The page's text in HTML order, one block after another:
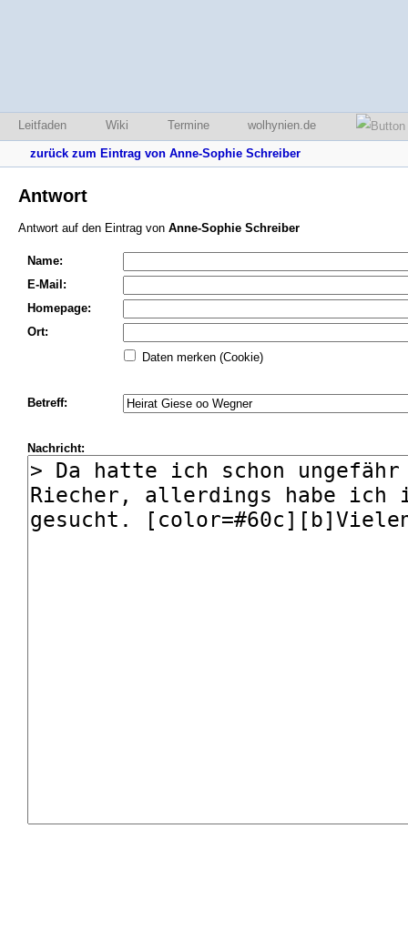
Leitfaden Wiki Termine wolhynien.de
zurück zum Eintrag von Anne-Sophie Schreiber
Antwort
Antwort auf den Eintrag von Anne-Sophie Schreiber
Name:
E-Mail:
Homepage:
Ort:
Daten merken (Cookie)
Betreff:
Nachricht: